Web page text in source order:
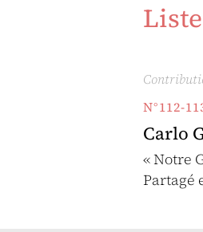
N°112-
Carlo
« Notre
Partagé